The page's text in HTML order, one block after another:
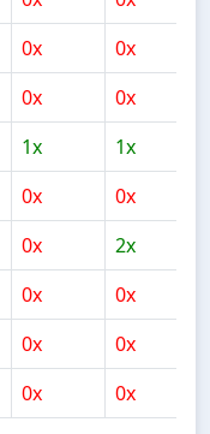
0x
0x
0x
0x
1x
1x
0x
0x
0x
2x
0x
0x
0x
0x
0x 0x